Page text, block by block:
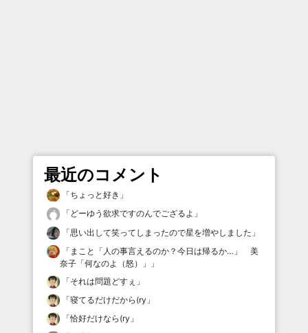
最近のコメント
「ちょっと好き 」
「 どーゆう欲求ですのんでござるよ 」
「思い出して笑ってしまったので星を増やしました 」
「 まこと「人の事言えるのか？今日は帰るか…」 美
奈子「何なのよ（怒）」
」
「それは問題どすぇ 」
「寝てるだけだから(ry 」
「恰好だけなら(ry 」